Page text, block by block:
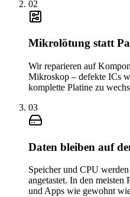
02
Mikrolötung statt
Wir reparieren auf
Mikroskop – defekte ICs
komplette Platine zu
03
Daten bleiben auf
Speicher und CPU
angetastet. In den
und Apps wie gewohnt